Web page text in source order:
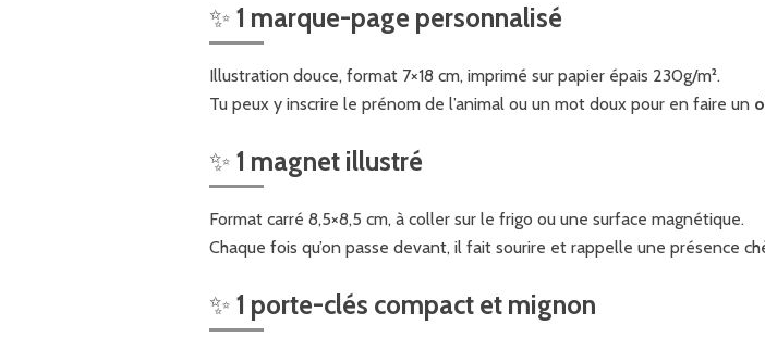
✨ 1 marque-page personnalisé
Illustration douce, format 7×18 cm, imprimé sur papier épais 230g/m².
Tu peux y inscrire le prénom de l’animal ou un mot doux pour en faire un
✨ 1 magnet illustré
Format carré 8,5×8,5 cm, à coller sur le frigo ou une surface magnétique.
Chaque fois qu’on passe devant, il fait sourire et rappelle une présence
✨ 1 porte-clés compact et mignon